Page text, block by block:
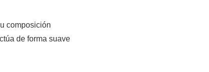
composición
de forma suave